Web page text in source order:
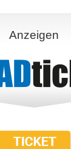
Anzeigen